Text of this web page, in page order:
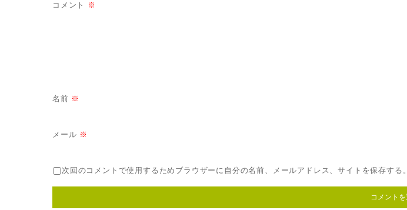
コメント ※
名前 ※
メール ※
次回のコメントで使用するためブラウザーに自分の名前、メールアドレス、サイトを保存する。